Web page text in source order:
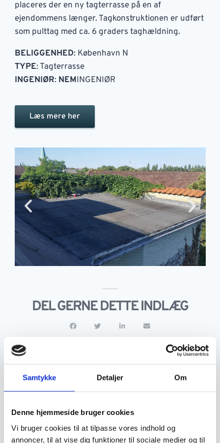
Samtykke Detaljer Om
Denne hjemmeside bruger cookies
Vi bruger cookies til at tilpasse vores indhold og
annoncer, til at vise dig funktioner til sociale medier og til
placeres der en ny tagterrasse på en af
ejendommens længer. Tagkonstruktionen er udført
som pulttag med ca. 6 graders taghældning.
BELIGGENHED: København N
TYPE: Tagterrasse
INGENIØR: NEMINGENIØR
Læs mere her
DEL GERNE DETTE INDLÆG